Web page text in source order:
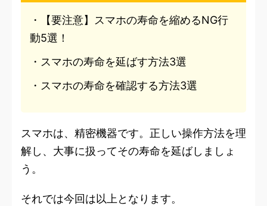
・【要注意】スマホの寿命を縮めるNG行
動5選！
・スマホの寿命を延ばす方法3選
・スマホの寿命を確認する方法3選
スマホは、精密機器です。正しい操作方法を理
解し、大事に扱ってその寿命を延ばしましょ
う。
それでは今回は以上となります。